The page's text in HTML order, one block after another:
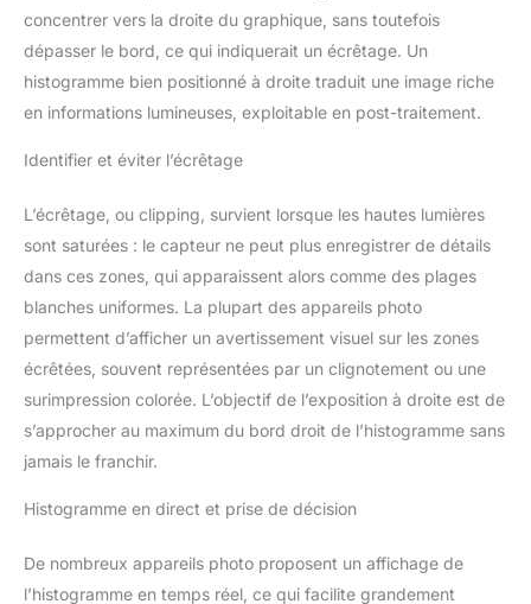
concentrer vers la droite du graphique, sans toutefois
dépasser le bord, ce qui indiquerait un écrêtage. Un
histogramme bien positionné à droite traduit une image riche
en informations lumineuses, exploitable en post-traitement.
Identifier et éviter l’écrêtage
L’écrêtage, ou clipping, survient lorsque les hautes lumières
sont saturées : le capteur ne peut plus enregistrer de détails
dans ces zones, qui apparaissent alors comme des plages
blanches uniformes. La plupart des appareils photo
permettent d’afficher un avertissement visuel sur les zones
écrêtées, souvent représentées par un clignotement ou une
surimpression colorée. L’objectif de l’exposition à droite est de
s’approcher au maximum du bord droit de l’histogramme sans
jamais le franchir.
Histogramme en direct et prise de décision
De nombreux appareils photo proposent un affichage de
l’histogramme en temps réel, ce qui facilite grandement